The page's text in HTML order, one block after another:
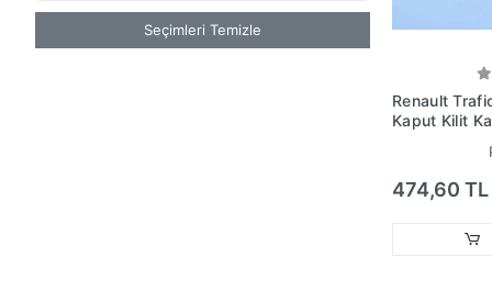
Megane
R9 - R11 - R12 - R19 -
Seçimleri Temizle
Renault
Kaput Kilit
474,60 TL